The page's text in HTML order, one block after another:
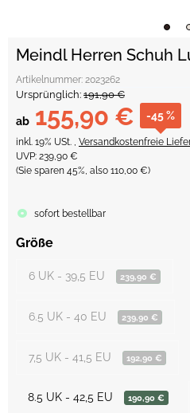
Meindl Herren Schuh
Artikelnummer: 2023262
Ursprünglich: 191,90 €
ab 155,90 € -45 %
inkl. 19% USt. , Versandkostenfreie
UVP: 239,90 €
(Sie sparen 45%, also 110,00 €)
sofort bestellbar
Größe
6 UK - 39,5 EU 239,90 €
6.5 UK - 40 EU 239,90 €
7,5 UK - 41,5 EU 192,90 €
8.5 UK - 42,5 EU 190,90 €